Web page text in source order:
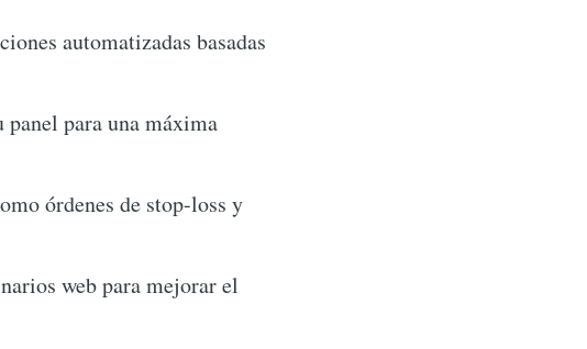
automatizadas basadas
para una máxima
órdenes de stop-loss y
web para mejorar el